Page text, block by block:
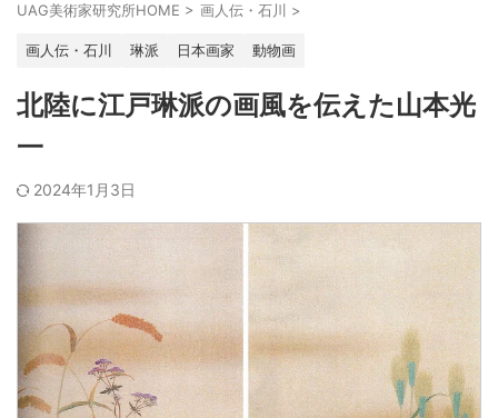
UAG美術家研究所HOME > 画人伝・石川 >
画人伝・石川 琳派 日本画家 動物画
北陸に江戸琳派の画風を伝えた山本光
一
2024年1月3日